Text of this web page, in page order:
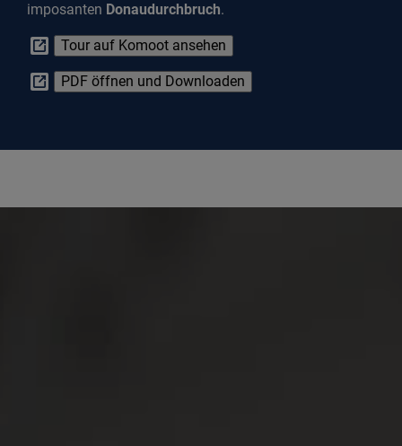
imposanten Donaudurchbruch.
Tour auf Komoot ansehen
PDF öffnen und Downloaden